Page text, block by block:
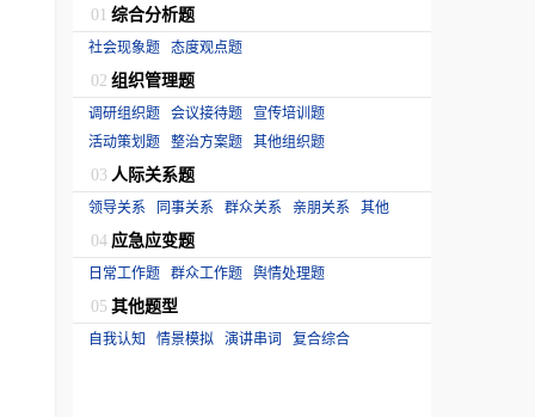
01 综合分析题
社会现象题 态度观点题
02 组织管理题
调研组织题 会议接待题 宣传培训题
活动策划题 整治方案题 其他组织题
03 人际关系题
领导关系 同事关系 群众关系 亲朋关系 其他
04 应急应变题
日常工作题 群众工作题 舆情处理题
05 其他题型
自我认知 情景模拟 演讲串词 复合综合